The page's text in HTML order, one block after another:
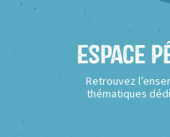
Espace
Retrouvez
thématiques